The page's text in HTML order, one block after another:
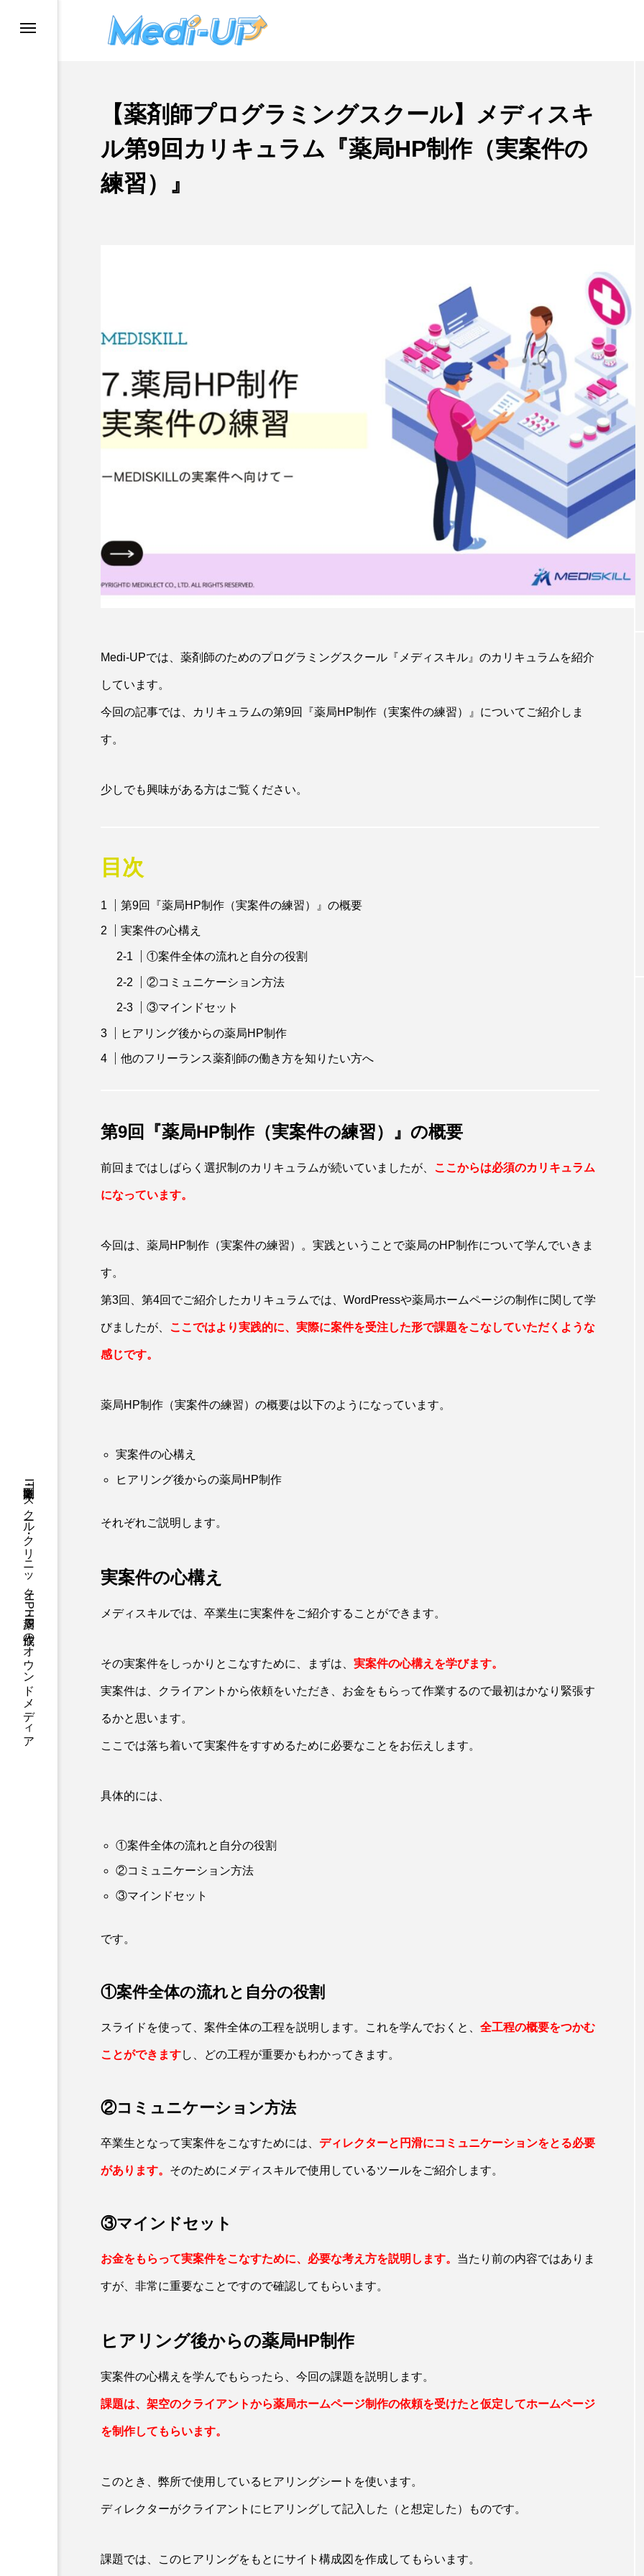
医療・副業・ITスクール・クリニックHP・薬局HP作成のオウンドメディア
【薬剤師プログラミングスクール】メディスキ
ル第9回カリキュラム『薬局HP制作（実案件の
練習）』
Medi-UPでは、薬剤師のためのプログラミングスクール『メディスキル』のカリキュラムを紹介
しています。
今回の記事では、カリキュラムの第9回『薬局HP制作（実案件の練習）』についてご紹介しま
す。
少しでも興味がある方はご覧ください。
目次
第9回『薬局HP制作（実案件の練習）』の概要
実案件の心構え
①案件全体の流れと自分の役割
②コミュニケーション方法
③マインドセット
ヒアリング後からの薬局HP制作
他のフリーランス薬剤師の働き方を知りたい方へ
第9回『薬局HP制作（実案件の練習）』の概要
前回まではしばらく選択制のカリキュラムが続いていましたが、 ここからは必須のカリキュラム
になっています。
今回は、薬局HP制作（実案件の練習）。実践ということで薬局のHP制作について学んでいきま
す。
第3回、第4回でご紹介したカリキュラムでは、WordPressや薬局ホームページの制作に関して学
びましたが、 ここではより実践的に、実際に案件を受注した形で課題をこなしていただくような
感じです。
薬局HP制作（実案件の練習）の概要は以下のようになっています。
実案件の心構え
ヒアリング後からの薬局HP制作
それぞれご説明します。
実案件の心構え
メディスキルでは、卒業生に実案件をご紹介することができます。
その実案件をしっかりとこなすために、まずは、 実案件の心構えを学びます。
実案件は、クライアントから依頼をいただき、お金をもらって作業するので最初はかなり緊張す
るかと思います。
ここでは落ち着いて実案件をすすめるために必要なことをお伝えします。
具体的には、
①案件全体の流れと自分の役割
②コミュニケーション方法
③マインドセット
です。
①案件全体の流れと自分の役割
スライドを使って、案件全体の工程を説明します。これを学んでおくと、 全工程の概要をつかむ
ことができますし、どの工程が重要かもわかってきます。
②コミュニケーション方法
卒業生となって実案件をこなすためには、 ディレクターと円滑にコミュニケーションをとる必要
があります。 そのためにメディスキルで使用しているツールをご紹介します。
③マインドセット
お金をもらって実案件をこなすために、必要な考え方を説明します。 当たり前の内容ではありま
すが、非常に重要なことですので確認してもらいます。
ヒアリング後からの薬局HP制作
実案件の心構えを学んでもらったら、今回の課題を説明します。
課題は、架空のクライアントから薬局ホームページ制作の依頼を受けたと仮定してホームページ
を制作してもらいます。
このとき、弊所で使用しているヒアリングシートを使います。
ディレクターがクライアントにヒアリングして記入した（と想定した）ものです。
課題では、このヒアリングをもとにサイト構成図を作成してもらいます。
【薬剤師プログラミングスクール】メディ